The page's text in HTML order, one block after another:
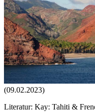
(09.02.2023)
Literatur: Kay: Tahiti &